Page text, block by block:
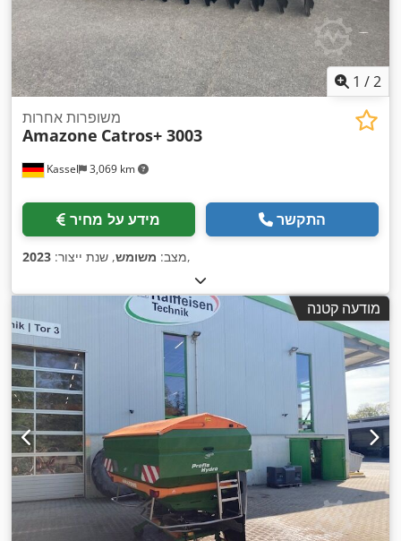
1 /2
Kassel 3,069 km
משופרות אחרות
Amazone Catros+ 3003
מידע על מחיר התקשר
מצב: משומש, שנת ייצור: 2023 ,
מודעה קטנה